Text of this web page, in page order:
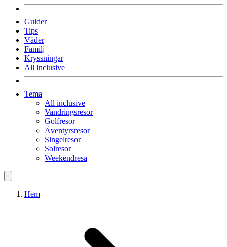
Guider
Tips
Väder
Familj
Kryssningar
All inclusive
Tema
All inclusive
Vandringsresor
Golfresor
Äventyrsresor
Singelresor
Solresor
Weekendresa
Hem